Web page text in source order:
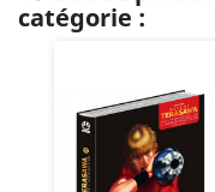
catégorie :